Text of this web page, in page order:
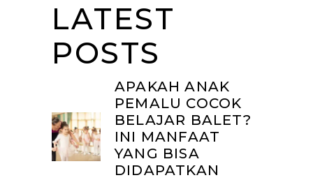
LATEST
POSTS
APAKAH ANAK
PEMALU COCOK
BELAJAR BALET?
INI MANFAAT
YANG BISA
DIDAPATKAN